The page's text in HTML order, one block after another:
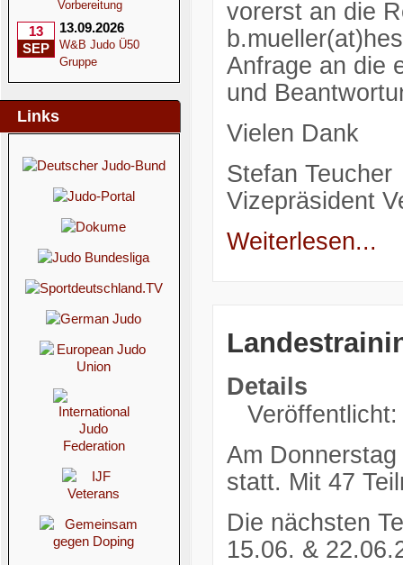
Vorbereitung
13
SEP
13.09.2026
W&B Judo Ü50
Gruppe
Links
vorerst an die
Anfrage an die
und
Vielen Dank
Stefan Teucher
Vizepräsident
Weiterlesen...
Details
Am
statt. Mit 47
Die nächsten
15.06. &